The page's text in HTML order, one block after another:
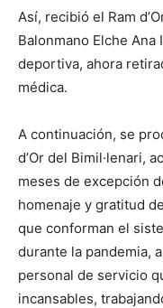
Así, recibió el Ram
Balonmano Elche
deportiva, ahora
médica.
A continuación, se
d’Or del Bimil·lenari,
meses de excepción
homenaje y gratitud
que conforman el
durante la pandemia,
personal de servicio
incansables,